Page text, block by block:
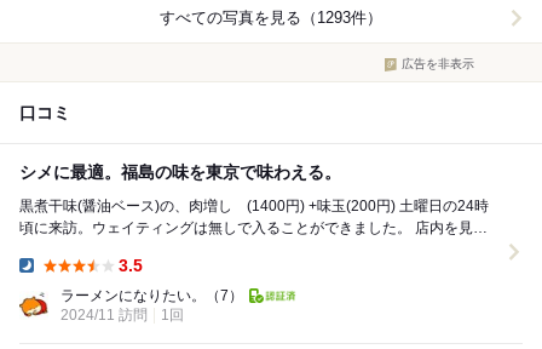
すべての写真を見る（1293件）
広告を非表示
口コミ
シメに最適。福島の味を東京で味わえる。
黒煮干味(醤油ベース)の、肉増し (1400円) +味玉(200円) 土曜日の24時
頃に来訪。ウェイティングは無しで入ることができました。 店内を見渡
3.5
ラーメンになりたい。
（7）
2024/11 訪問
1回